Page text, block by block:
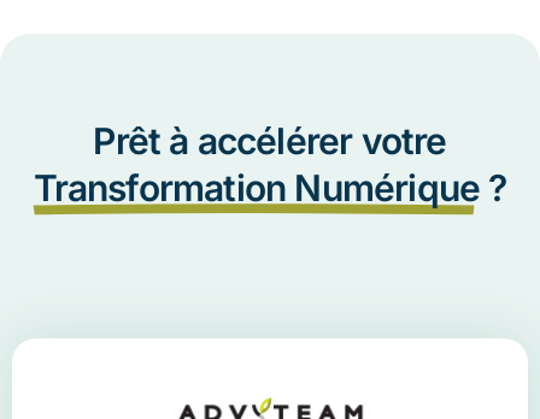
Prêt à accélérer votre
Transformation Numérique ?